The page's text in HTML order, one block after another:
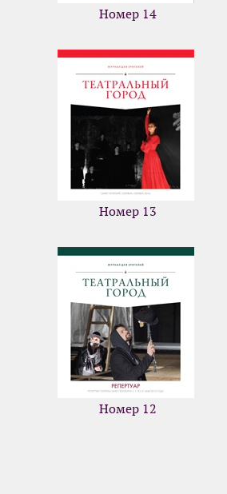
Номер 14
Номер 13
Номер 12